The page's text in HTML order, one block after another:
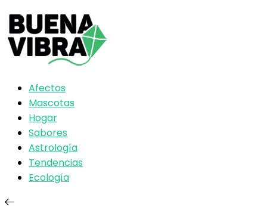
Afectos
Mascotas
Hogar
Sabores
Astrología
Tendencias
Ecología